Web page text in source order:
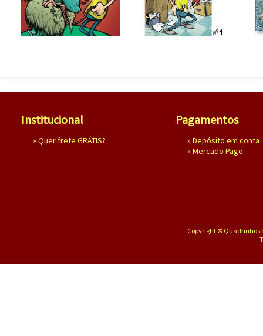
Institucional
» Quer frete GRÁTIS?
Pagamentos
» Depósito em conta
» Mercado Pago
Copyright © Quadrinhos